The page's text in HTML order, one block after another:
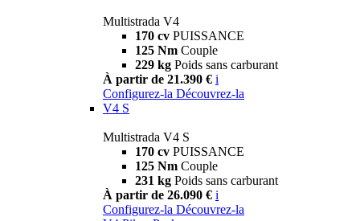
Multistrada V4
170 cv PUISSANCE
125 Nm Couple
229 kg Poids sans carburant
À partir de 21.390 € i
Configurez-la Découvrez-la
V4 S
Multistrada V4 S
170 cv PUISSANCE
125 Nm Couple
231 kg Poids sans carburant
À partir de 26.090 € i
Configurez-la Découvrez-la